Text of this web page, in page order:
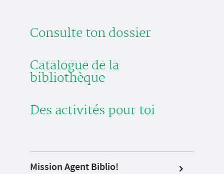
Consulte ton dossier
Catalogue de la
bibliothèque
Des activités pour toi
Mission Agent Biblio!